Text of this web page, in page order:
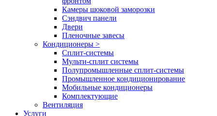
Камеры шоковой заморозки
Сэндвич панели
Двери
Пленочные завесы
Кондиционеры >
Сплит-системы
Мульти-сплит системы
Полупромышленные сплит-системы
Промышленное кондиционирование
Мобильные кондиционеры
Комплектующие
Вентиляция
Услуги